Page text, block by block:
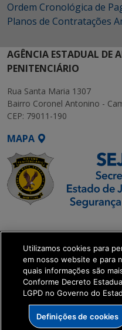
Ordem Cronológica de
Planos de Contratações
AGÊNCIA ESTADUAL DE
PENITENCIÁRIO
Rua Santa Maria 1307
Bairro Coronel Antonino -
CEP: 79011-190
MAPA
Transformação Digital
get_footer();
Utilizamos cookies para
em nosso website e para
quais informações são
Conforme Decreto
LGPD no Governo do
Definições de cookies